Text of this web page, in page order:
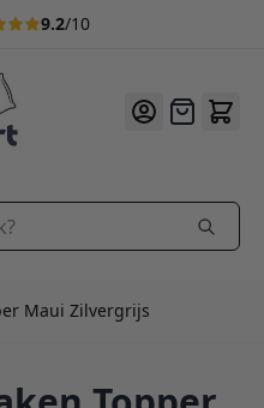
9.2/10
Offerte
Maui Zilvergrijs